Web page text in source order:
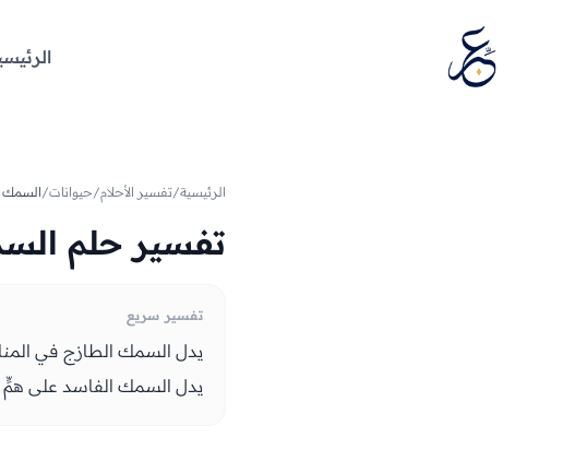
الرئيسية/تفسير الأحلام/حيوانات/السمك
تفسير حلم
تفسير سريع
يدل السمك الطازج في
يدل السمك الفاسد على همٍّ